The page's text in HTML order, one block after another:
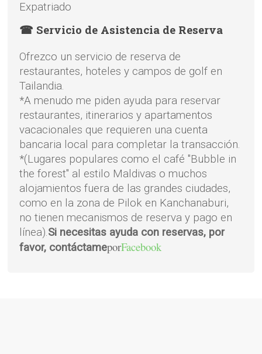
Expatriado
☎ Servicio de Asistencia de Reserva
Ofrezco un servicio de reserva de
restaurantes, hoteles y campos de golf en
Tailandia.
*A menudo me piden ayuda para reservar
restaurantes, itinerarios y apartamentos
vacacionales que requieren una cuenta
bancaria local para completar la transacción.
*(Lugares populares como el café "Bubble in
the forest" al estilo Maldivas o muchos
alojamientos fuera de las grandes ciudades,
como en la zona de Pilok en Kanchanaburi,
no tienen mecanismos de reserva y pago en
línea).Si necesitas ayuda con reservas, por
favor, contáctameporFacebook